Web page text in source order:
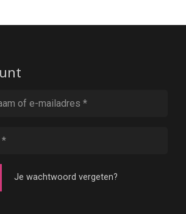
Je wachtwoord vergeten?